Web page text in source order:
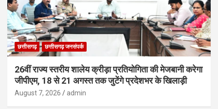
छत्तीसगढ़ छत्तीसगढ़ जनसंपर्क
26वीं राज्य स्तरीय शालेय क्रीड़ा प्रतियोगिता की मेजबानी करेगा
जीपीएम, 18 से 21 अगस्त तक जुटेंगे प्रदेशभर के खिलाड़ी
August 7, 2026 admin